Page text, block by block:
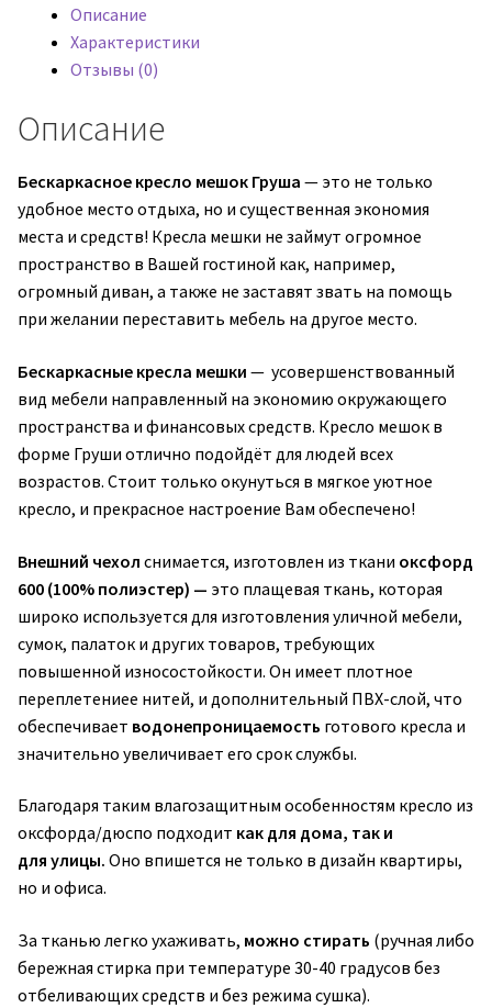
Street
Тёмно-
серый
600)
Описание
Характеристики
Отзывы (0)
Описание
Бескаркасное кресло мешок Груша — это не только
удобное место отдыха, но и существенная экономия
места и средств! Кресла мешки не займут огромное
пространство в Вашей гостиной как, например,
огромный диван, а также не заставят звать на помощь
при желании переставить мебель на другое место.
Бескаркасные кресла мешки — усовершенствованный
вид мебели направленный на экономию окружающего
пространства и финансовых средств. Кресло мешок в
форме Груши отлично подойдёт для людей всех
возрастов. Стоит только окунуться в мягкое уютное
кресло, и прекрасное настроение Вам обеспечено!
Внешний чехол снимается, изготовлен из ткани оксфорд
600 (100% полиэстер) — это плащевая ткань, которая
широко используется для изготовления уличной мебели,
сумок, палаток и других товаров, требующих
повышенной износостойкости. Он имеет плотное
переплетениее нитей, и дополнительный ПВХ-слой, что
обеспечивает водонепроницаемость готового кресла и
значительно увеличивает его срок службы.
Благодаря таким влагозащитным особенностям кресло из
оксфорда/дюспо подходит как для дома, так и
для улицы. Оно впишется не только в дизайн квартиры,
но и офиса.
За тканью легко ухаживать, можно стирать (ручная либо
бережная стирка при температуре 30-40 градусов без
отбеливающих средств и без режима сушка).